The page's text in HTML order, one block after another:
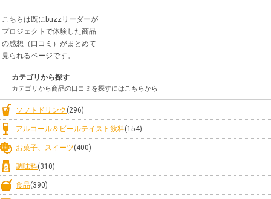
こちらは既にbuzzリーダーが
プロジェクトで体験した商品
の感想（口コミ）がまとめて
見られるページです。
カテゴリから探す
カテゴリから商品の口コミを探すにはこちらから
ソフトドリンク (296)
アルコール＆ビールテイスト飲料(154)
お菓子、スイーツ(400)
調味料(310)
食品(390)